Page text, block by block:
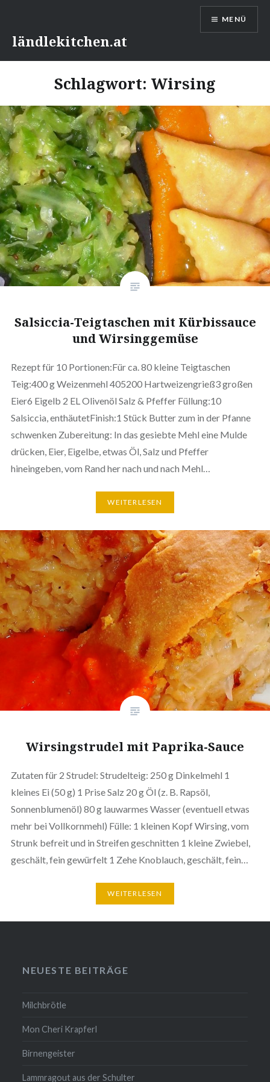
Inhaltländlekitchen.at
MENÜ
Schlagwort: Wirsing
Salsiccia-Teigtaschen mit Kürbissauce
und Wirsinggemüse
Rezept für 10 Portionen:Für ca. 80 kleine Teigtaschen
Teig:400 g Weizenmehl 405200 Hartweizengrieß3 großen
Eier6 Eigelb 2 EL Olivenöl Salz & Pfeffer Füllung:10
Salsiccia, enthäutetFinish:1 Stück Butter zum in der Pfanne
schwenken Zubereitung: In das gesiebte Mehl eine Mulde
drücken, Eier, Eigelbe, etwas Öl, Salz und Pfeffer
hineingeben, vom Rand her nach und nach Mehl…
WEITERLESEN
Wirsingstrudel mit Paprika-Sauce
Zutaten für 2 Strudel: Strudelteig: 250 g Dinkelmehl 1
kleines Ei (50 g) 1 Prise Salz 20 g Öl (z. B. Rapsöl,
Sonnenblumenöl) 80 g lauwarmes Wasser (eventuell etwas
mehr bei Vollkornmehl) Fülle: 1 kleinen Kopf Wirsing, vom
Strunk befreit und in Streifen geschnitten 1 kleine Zwiebel,
geschält, fein gewürfelt 1 Zehe Knoblauch, geschält, fein…
WEITERLESEN
NEUESTE BEITRÄGE
Milchbrötle
Mon Cheri Krapferl
Birnengeister
Lammragout aus der Schulter